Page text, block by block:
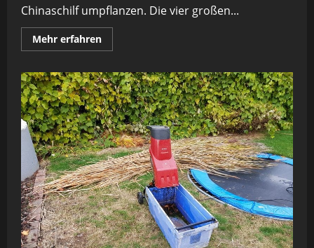
Chinaschilf umpflanzen. Die vier großen...
Mehr erfahrenMehr
Informationen
umpflanzen